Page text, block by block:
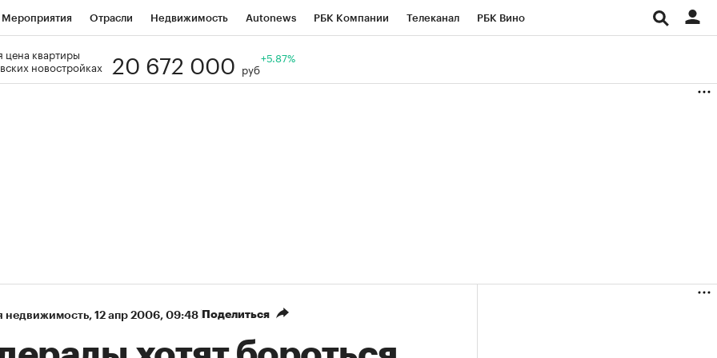
Мероприятия Отрасли Недвижимость Autonews РБК Компании Телеканал РБК Вино
Визионеры
цена квартиры
новостройках
20 672 000 руб
+5.87%
недвижимость⁠, 12 апр 2006, 09:48 Поделиться